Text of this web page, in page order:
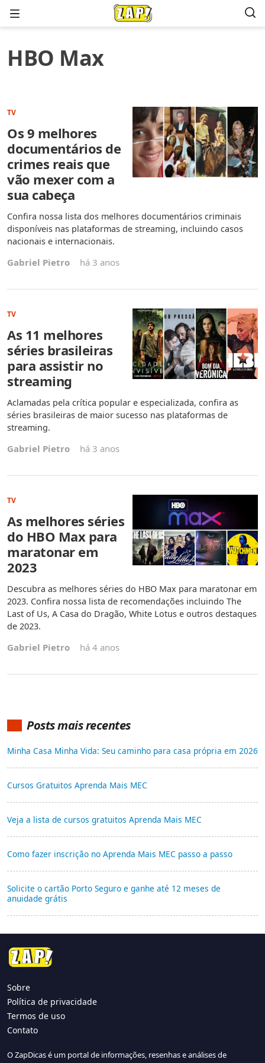
Menu
HBO Max
TV
Os 9 melhores
documentários de
crimes reais que
vão mexer com a
sua cabeça
Confira nossa lista dos melhores documentários criminais
disponíveis nas plataformas de streaming, incluindo casos
nacionais e internacionais.
Gabriel Pietro há 3 anos
TV
As 11 melhores
séries brasileiras
para assistir no
streaming
Aclamadas pela crítica popular e especializada, confira as
séries brasileiras de maior sucesso nas plataformas de
streaming.
Gabriel Pietro há 3 anos
TV
As melhores séries
do HBO Max para
maratonar em
2023
Descubra as melhores séries do HBO Max para maratonar em
2023. Confira nossa lista de recomendações incluindo The
Last of Us, A Casa do Dragão, White Lotus e outros destaques
de 2023.
Gabriel Pietro há 4 anos
Posts mais recentes
Minha Casa Minha Vida: Seu caminho para casa própria em 2026
Cursos Gratuitos Aprenda Mais MEC
Veja a lista de cursos gratuitos Aprenda Mais MEC
Como fazer inscrição no Aprenda Mais MEC passo a passo
Solicite o cartão Porto Seguro e ganhe até 12 meses de
anuidade grátis
Sobre
Política de privacidade
Termos de uso
Contato
O ZapDicas é um portal de informações, resenhas e análises de